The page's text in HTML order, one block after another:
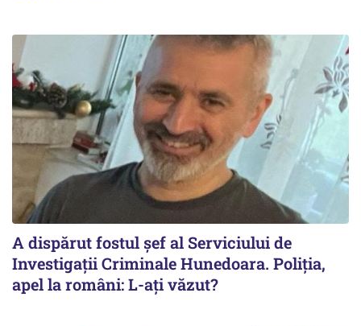
A dispărut fostul șef al Serviciului de
Investigații Criminale Hunedoara. Poliția,
apel la români: L-ați văzut?